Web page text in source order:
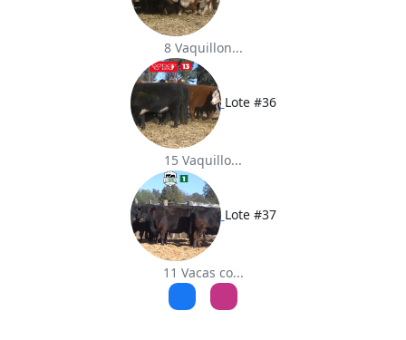
8 Vaquillon...
Lote #36
15 Vaquillo...
Lote #37
11 Vacas co...